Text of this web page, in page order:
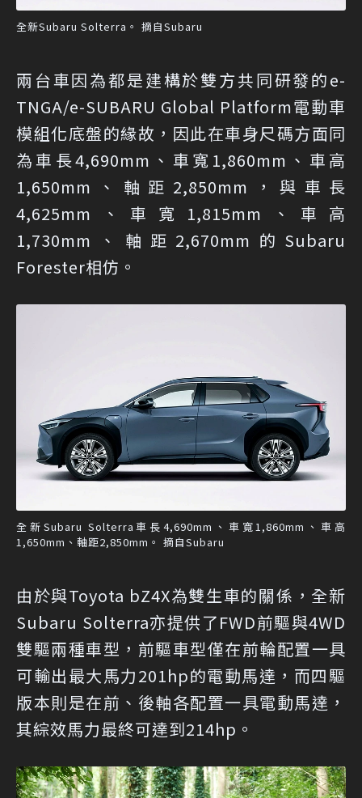
全新Subaru Solterra。 摘自Subaru
兩台車因為都是建構於雙方共同研發的e-
TNGA/e-SUBARU Global Platform電動車
模組化底盤的緣故，因此在車身尺碼方面同
為車長4,690mm、車寬1,860mm、車高
1,650mm、軸距2,850mm，與車長
4,625mm、車寬1,815mm、車高
1,730mm、軸距2,670mm的Subaru
Forester相仿。
全新Subaru Solterra車長4,690mm、車寬1,860mm、車高
1,650mm、軸距2,850mm。 摘自Subaru
由於與Toyota bZ4X為雙生車的關係，全新
Subaru Solterra亦提供了FWD前驅與4WD
雙驅兩種車型，前驅車型僅在前輪配置一具
可輸出最大馬力201hp的電動馬達，而四驅
版本則是在前、後軸各配置一具電動馬達，
其綜效馬力最終可達到214hp。